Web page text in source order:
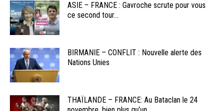
ASIE – FRANCE : Gavroche scrute pour vous
ce second tour...
BIRMANIE – CONFLIT : Nouvelle alerte des
Nations Unies
THAÏLANDE – FRANCE: Au Bataclan le 24